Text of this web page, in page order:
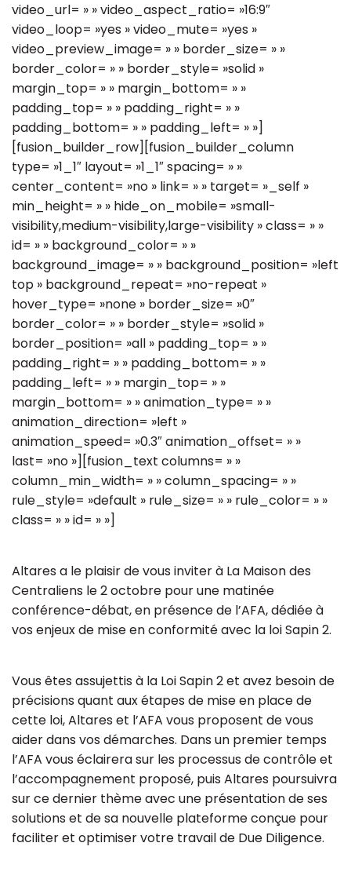
video_url= » » video_aspect_ratio= »16:9″
video_loop= »yes » video_mute= »yes »
video_preview_image= » » border_size= » »
border_color= » » border_style= »solid »
margin_top= » » margin_bottom= » »
padding_top= » » padding_right= » »
padding_bottom= » » padding_left= » »]
[fusion_builder_row][fusion_builder_column
type= »1_1″ layout= »1_1″ spacing= » »
center_content= »no » link= » » target= »_self »
min_height= » » hide_on_mobile= »small-
visibility,medium-visibility,large-visibility » class= » »
id= » » background_color= » »
background_image= » » background_position= »left
top » background_repeat= »no-repeat »
hover_type= »none » border_size= »0″
border_color= » » border_style= »solid »
border_position= »all » padding_top= » »
padding_right= » » padding_bottom= » »
padding_left= » » margin_top= » »
margin_bottom= » » animation_type= » »
animation_direction= »left »
animation_speed= »0.3″ animation_offset= » »
last= »no »][fusion_text columns= » »
column_min_width= » » column_spacing= » »
rule_style= »default » rule_size= » » rule_color= » »
class= » » id= » »]
Altares a le plaisir de vous inviter à La Maison des
Centraliens le 2 octobre pour une matinée
conférence-débat, en présence de l’AFA, dédiée à
vos enjeux de mise en conformité avec la loi Sapin 2.
Vous êtes assujettis à la Loi Sapin 2 et avez besoin de
précisions quant aux étapes de mise en place de
cette loi, Altares et l’AFA vous proposent de vous
aider dans vos démarches. Dans un premier temps
l’AFA vous éclairera sur les processus de contrôle et
l’accompagnement proposé, puis Altares poursuivra
sur ce dernier thème avec une présentation de ses
solutions et de sa nouvelle plateforme conçue pour
faciliter et optimiser votre travail de Due Diligence.